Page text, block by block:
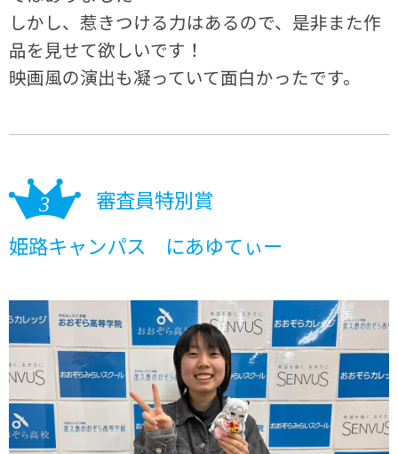
しかし、惹きつける力はあるので、是非また作
品を見せて欲しいです！
映画風の演出も凝っていて面白かったです。
審査員特別賞
姫路キャンパス にあゆてぃー